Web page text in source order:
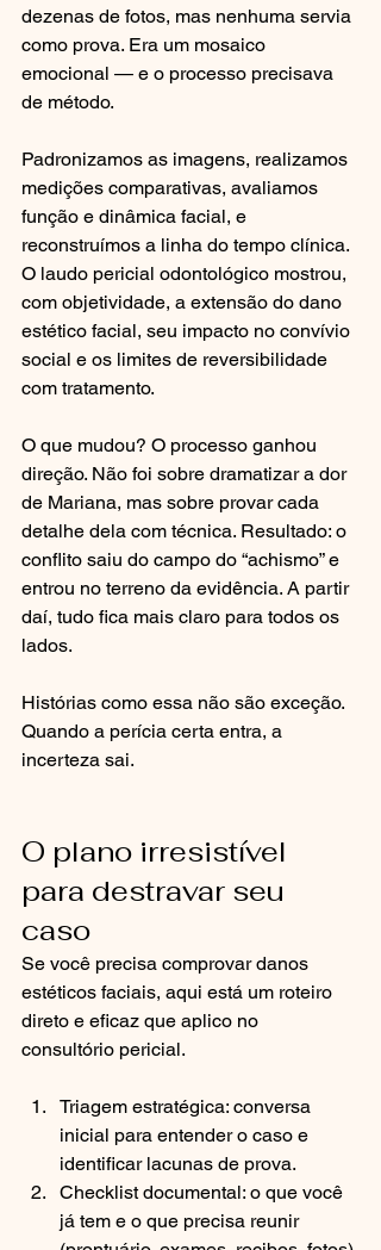
dezenas de fotos, mas nenhuma servia
como prova. Era um mosaico
emocional — e o processo precisava
de método.
Padronizamos as imagens, realizamos
medições comparativas, avaliamos
função e dinâmica facial, e
reconstruímos a linha do tempo clínica.
O laudo pericial odontológico mostrou,
com objetividade, a extensão do dano
estético facial, seu impacto no convívio
social e os limites de reversibilidade
com tratamento.
O que mudou? O processo ganhou
direção. Não foi sobre dramatizar a dor
de Mariana, mas sobre provar cada
detalhe dela com técnica. Resultado: o
conflito saiu do campo do “achismo” e
entrou no terreno da evidência. A partir
daí, tudo fica mais claro para todos os
lados.
Histórias como essa não são exceção.
Quando a perícia certa entra, a
incerteza sai.
O plano irresistível
para destravar seu
caso
Se você precisa comprovar danos
estéticos faciais, aqui está um roteiro
direto e eficaz que aplico no
consultório pericial.
Triagem estratégica: conversa
inicial para entender o caso e
identificar lacunas de prova.
Checklist documental: o que você
já tem e o que precisa reunir